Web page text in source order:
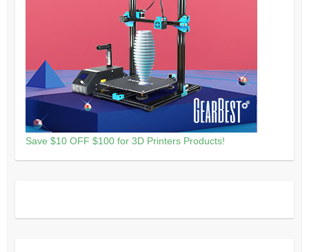
Save $10 OFF $100 for 3D Printers Products!